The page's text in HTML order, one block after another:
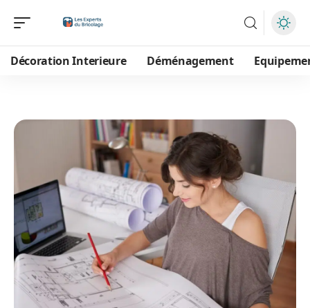
Décoration Interieure Déménagement